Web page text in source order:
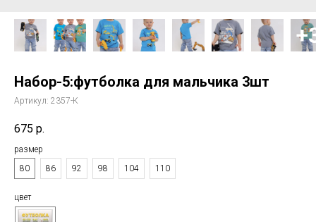
Набор-5:футболка для мальчика 3шт
Артикул: 2357-К
675 р.
размер
80
86 92 98 104 110
цвет